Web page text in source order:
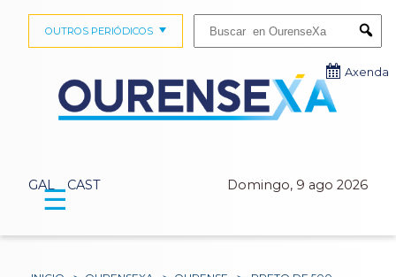
GAL CAST Domingo, 9 ago 2026
OUTROS PERIÓDICOS
Axenda
☰